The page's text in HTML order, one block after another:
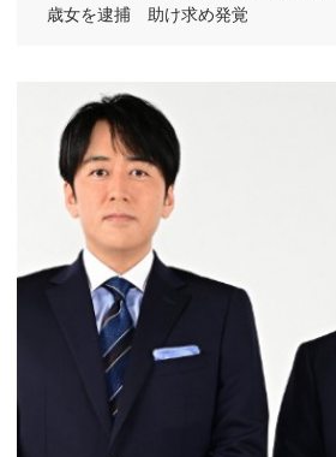
歳女を逮捕 助け求め発覚